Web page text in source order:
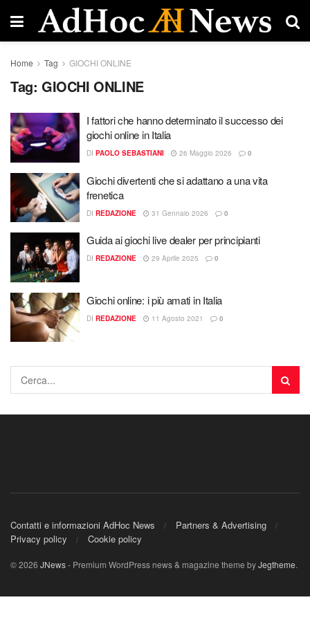
Home Tag GIOCHI ONLINE
Tag: GIOCHI ONLINE
I fattori che hanno determinato il successo dei
giochi online in Italia
DI PAOLO SEBASTIANI 26 Maggio 2026 0
Giochi divertenti che si adattano a una vita
frenetica
DI REDAZIONE 31 Gennaio 2026 0
Guida ai giochi live dealer per principianti
DI REDAZIONE 29 Aprile 2025 0
Giochi online: i più amati in Italia
DI REDAZIONE 11 Agosto 2021 0
Contatti e informazioni AdHoc News
Partners & Advertising
Privacy policy
Cookie policy
© 2026 JNews- Premium WordPress news & magazine theme byJegtheme.